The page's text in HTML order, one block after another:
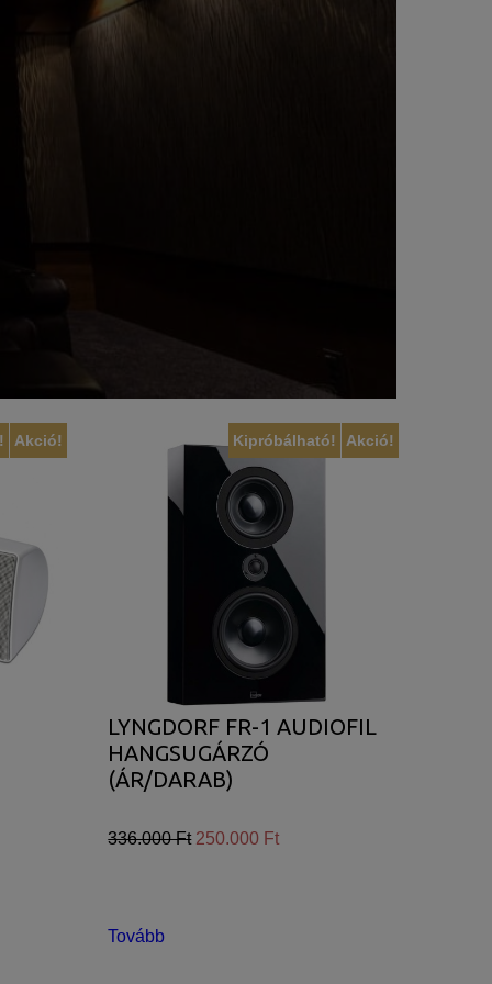
Akció! Akció!
Kipróbálható!
LYNGDORF FR-1 AUDIOFIL
HANGSUGÁRZÓ
(ÁR/DARAB)
336.000 Ft 250.000 Ft
Tovább